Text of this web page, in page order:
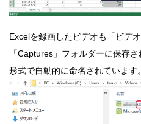
Excelを録画したビデオも「ビデ
「Captures」フォルダーに保存
形式で自動的に命名されています。